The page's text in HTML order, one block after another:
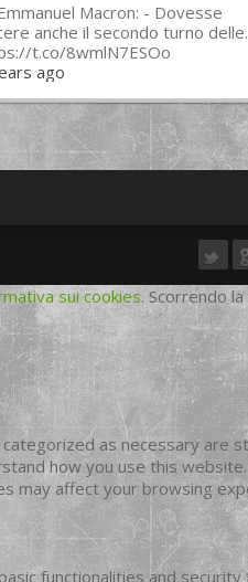
Macron: - Dovesse
anche il secondo turno
t.co/8wmlN7ESOo
ago
sui cookies. Scorrendo
as necessary are
how you use this
may affect your browsing
functionalities and